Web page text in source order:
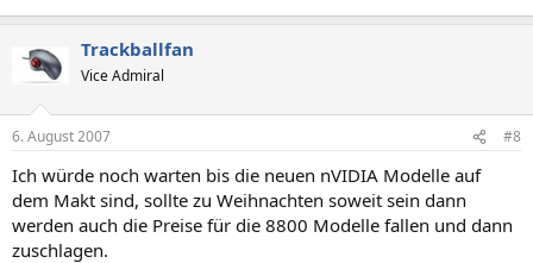
Trackballfan
Vice Admiral
6. August 2007 #8
Ich würde noch warten bis die neuen nVIDIA Modelle auf
dem Makt sind, sollte zu Weihnachten soweit sein dann
werden auch die Preise für die 8800 Modelle fallen und dann
zuschlagen.